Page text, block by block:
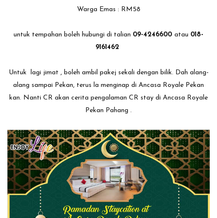
Warga Emas : RM58
untuk tempahan boleh hubungi di talian 09-4246600 atau 018-
9161462
Untuk lagi jimat , boleh ambil pakej sekali dengan bilik. Dah alang-
alang sampai Pekan, terus la menginap di Ancasa Royale Pekan
kan. Nanti CR akan cerita pengalaman CR stay di Ancasa Royale
Pekan Pahang .